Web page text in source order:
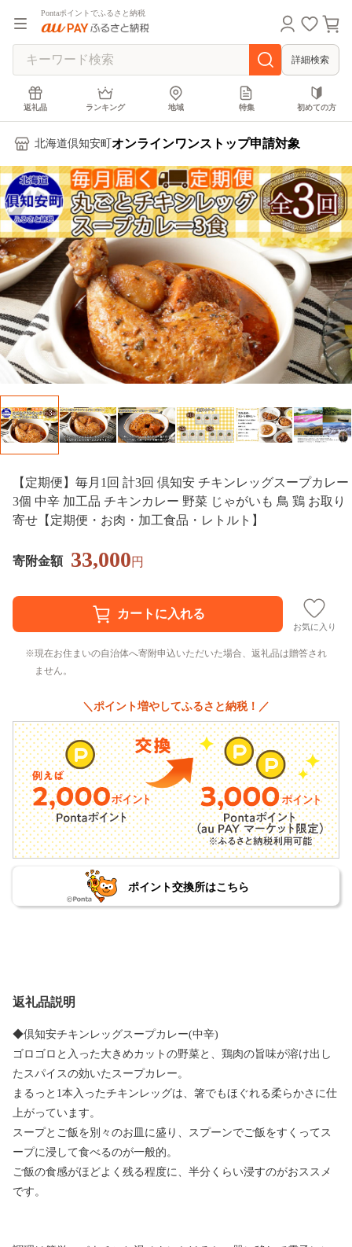
Pontaポイントでふるさと納税
詳細検索
返礼品 ランキング 地域 特集 初めての方
北海道倶知安町 オンラインワンストップ申請対象
【定期便】毎月1回 計3回 倶知安 チキンレッグスープカレー
3個 中辛 加工品 チキンカレー 野菜 じゃがいも 鳥 鶏 お取り
寄せ【定期便・お肉・加工食品・レトルト】
寄附金額 33,000円
お気に入り
現在お住まいの自治体へ寄附申込いただいた場合、返礼品は贈答され
ません。
＼ポイント増やしてふるさと納税！／
ポイント交換所はこちら
返礼品説明
◆倶知安チキンレッグスープカレー(中辛)
ゴロゴロと入った大きめカットの野菜と、鶏肉の旨味が溶け出し
たスパイスの効いたスープカレー。
まるっと1本入ったチキンレッグは、箸でもほぐれる柔らかさに仕
上がっています。
スープとご飯を別々のお皿に盛り、スプーンでご飯をすくってス
ープに浸して食べるのが一般的。
ご飯の食感がほどよく残る程度に、半分くらい浸すのがおススメ
です。